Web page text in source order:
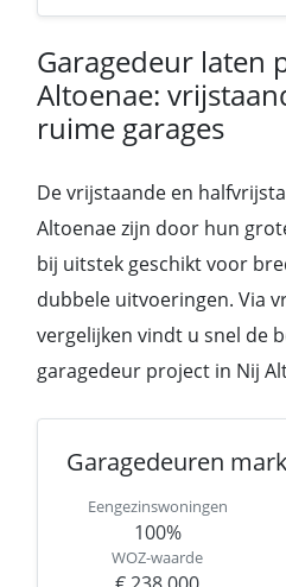
Garagedeur laten
Altoenae:
ruime garages
De vrijstaande en
Altoenae zijn door hun
bij uitstek geschikt voor
dubbele uitvoeringen. Via
vergelijken vindt u snel de
garagedeur project in Nij
Garagedeuren
Eengezinswoningen
100%
WOZ-waarde